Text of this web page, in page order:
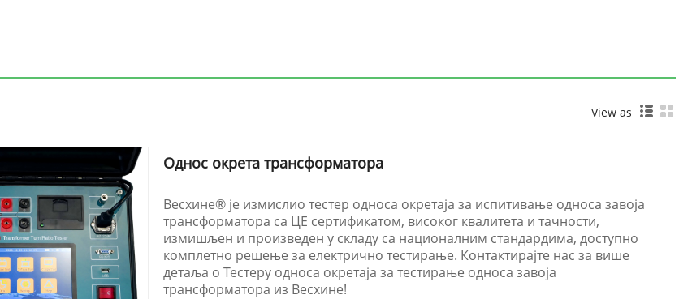
View as
Однос окрета трансформатора
Весхине® је измислио тестер односа окретаја за испитивање односа завоја
трансформатора са ЦЕ сертификатом, високог квалитета и тачности,
измишљен и произведен у складу са националним стандардима, доступно
комплетно решење за електрично тестирање. Контактирајте нас за више
детаља о Тестеру односа окретаја за тестирање односа завоја
трансформатора из Весхине!